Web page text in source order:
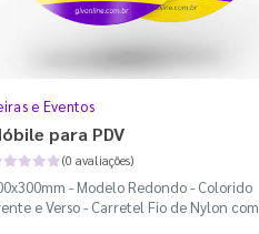
e Eventos
para PDV
(0 avaliações)
- Modelo Redondo - Colorido
e Verso - Carretel Fio de Nylon com